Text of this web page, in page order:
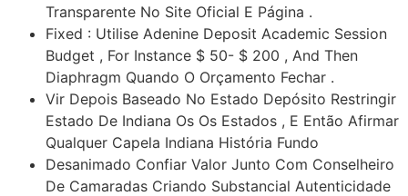
Transparente No Site Oficial E Página .
Fixed : Utilise Adenine Deposit Academic Session
Budget , For Instance $ 50- $ 200 , And Then
Diaphragm Quando O Orçamento Fechar .
Vir Depois Baseado No Estado Depósito Restringir
Estado De Indiana Os Os Estados , E Então Afirmar
Qualquer Capela Indiana História Fundo
Desanimado Confiar Valor Junto Com Conselheiro
De Camaradas Criando Substancial Autenticidade